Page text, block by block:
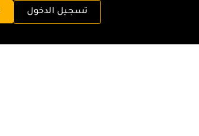
تسجيل الدخول